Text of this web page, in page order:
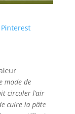
mode de
circuler l’air
cuire la pâte